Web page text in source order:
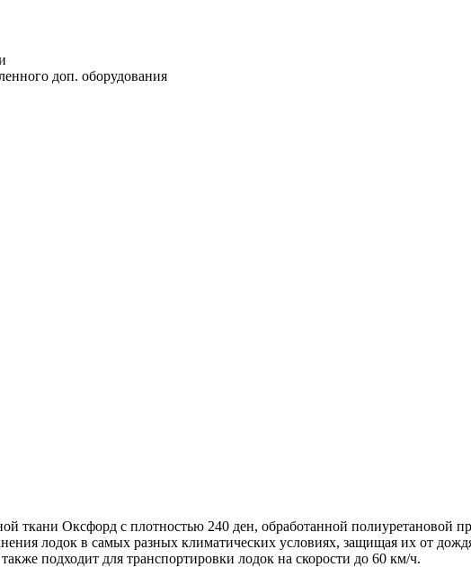
доп. оборудования
ткани Оксфорд с плотностью 240 ден, обработанной полиуретановой
лодок в самых разных климатических условиях, защищая их от
подходит для транспортировки лодок на скорости до 60 км/ч.